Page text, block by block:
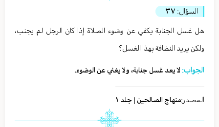
السؤال: ٣٧
هل غسل الجنابة يكفي عن وضوء الصلاة إذا كان الرجل لم يجنب،
ولكن يريد النظافة بهذا الغسل؟
الجواب: لا يعد غسل جنابة، ولا يغني عن الوضوء.
المصدر:منهاج الصالحين | جلد ١